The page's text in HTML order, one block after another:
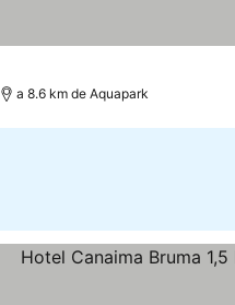
a 8.6 km de Aquapark